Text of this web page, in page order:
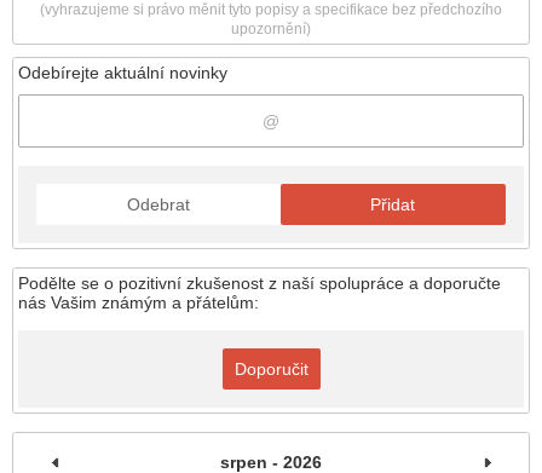
Odebírejte aktuální novinky
Odebrat Přidat
Podělte se o pozitivní zkušenost z naší spolupráce a doporučte
nás Vašim známým a přátelům:
Doporučit
srpen - 2026
(vyhrazujeme si právo měnit tyto popisy a specifikace bez předchozího
upozornění)